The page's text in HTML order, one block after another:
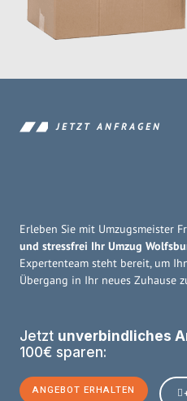
JETZT ANFRAGEN
Erleben Sie mit Umzugsmeister
und stressfrei Ihr Umzug
Expertenteam steht bereit, um
Übergang in Ihr neues Zuhause
Jetzt unverbindliches
100€ sparen:
ANGEBOT ERHALTEN